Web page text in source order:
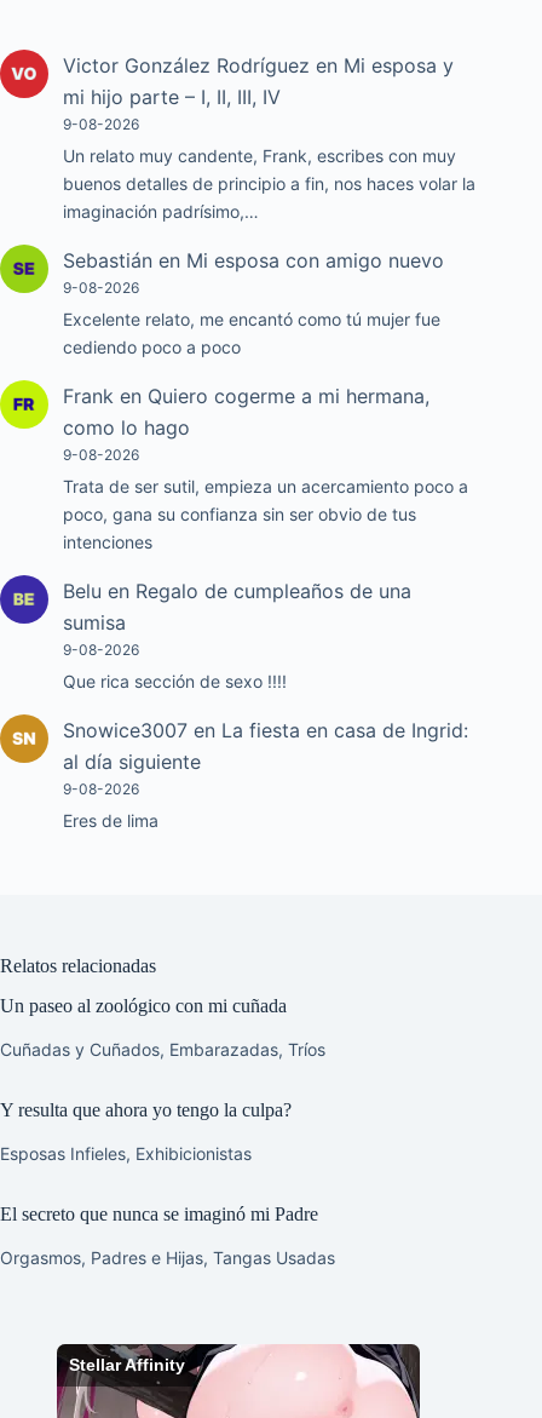
Victor González Rodríguez en Mi esposa y
mi hijo parte – I, II, III, IV
9-08-2026
Un relato muy candente, Frank, escribes con muy
buenos detalles de principio a fin, nos haces volar la
imaginación padrísimo,…
Sebastián en Mi esposa con amigo nuevo
9-08-2026
Excelente relato, me encantó como tú mujer fue
cediendo poco a poco
Frank en Quiero cogerme a mi hermana,
como lo hago
9-08-2026
Trata de ser sutil, empieza un acercamiento poco a
poco, gana su confianza sin ser obvio de tus
intenciones
Belu en Regalo de cumpleaños de una
sumisa
9-08-2026
Que rica sección de sexo !!!!
Snowice3007 en La fiesta en casa de Ingrid:
al día siguiente
9-08-2026
Eres de lima
Relatos relacionadas
Un paseo al zoológico con mi cuñada
Cuñadas y Cuñados, Embarazadas, Tríos
Y resulta que ahora yo tengo la culpa?
Esposas Infieles, Exhibicionistas
El secreto que nunca se imaginó mi Padre
Orgasmos, Padres e Hijas, Tangas Usadas
Stellar Affinity